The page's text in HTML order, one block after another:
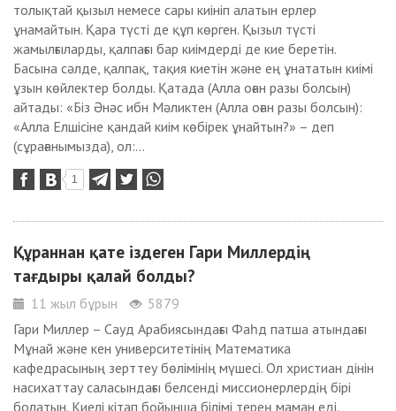
толықтай қызыл немесе сары киініп алатын ерлер
ұнамайтын. Қара түсті де құп көрген. Қызыл түсті
жамылғыларды, қалпағы бар киімдерді де кие беретін.
Басына сәлде, қалпақ, тақия киетін және ең ұнататын киімі
ұзын көйлектер болды. Қатада (Алла оған разы болсын)
айтады: «Біз Әнәс ибн Мәликтен (Алла оған разы болсын):
«Алла Елшісіне қандай киім көбірек ұнайтын?» – деп
(сұрағанымызда), ол:...
1
Құраннан қате іздеген Гари Миллердің
тағдыры қалай болды?
11 жыл бұрын
5879
Гари Миллер – Сауд Арабиясындағы Фаһд патша атындағы
Мұнай және кен университетінің Математика
кафедрасының зерттеу бөлімінің мүшесі. Ол христиан дінін
насихаттау саласындағы белсенді миссионерлердің бірі
болатын. Киелі кітап бойынша білімі терең маман еді.